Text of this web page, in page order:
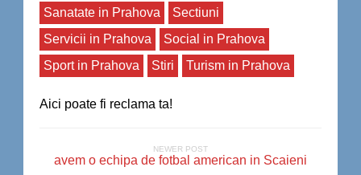
Sanatate in Prahova
Sectiuni
Servicii in Prahova
Social in Prahova
Sport in Prahova
Stiri Turism in Prahova
Aici poate fi reclama ta!
NEWER POST
avem o echipa de fotbal american in Scaieni